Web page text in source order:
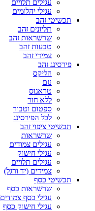
עגילים תלויים
עגילי יהלומים
תכשיטי זהב
תליונים זהב
שרשראות זהב
טבעות זהב
צמידי זהב
פירסינג זהב
הליקס
נזם
טראגוס
ללא חור
ספטום וטבור
לכל הפירסינג
תכשיטי ציפוי זהב
שרשראות
עגילים צמודים
עגילי חישוק
עגילים תלויים
צמידים (יד ורגל)
תכשיטי כסף
שרשראות כסף
עגילי כסף צמודים
עגילי חישוק כסף